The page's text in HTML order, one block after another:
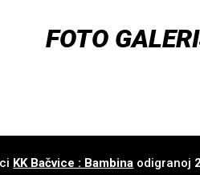
FOTO
KK Bačvice : Bambina odigranoj